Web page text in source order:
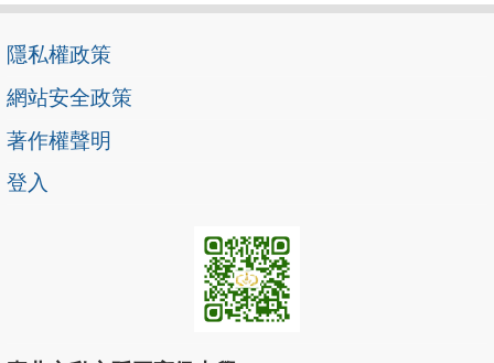
隱私權政策
網站安全政策
著作權聲明
登入